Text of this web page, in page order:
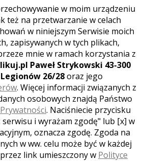
KOMENTARZY: 0
WYŚWIETLEŃ:1088
KOMENTARZY:0
w moim urządzeniu
też na przetwarzanie w celach
w niniejszym Serwisie moich
zapisywanych w tych plikach,
mnie w ramach korzystania z
Paweł Strykowski 43-300
26/28oraz jego
. Więcej informacji związanych z
osobowych znajdą Państwo
. Naciśniecie przycisku
serwisu i wyrażam zgodę" lub [x] w
oznacza zgodę. Zgoda na
w ww. celu może być w każdej
link umieszczony w Polityce